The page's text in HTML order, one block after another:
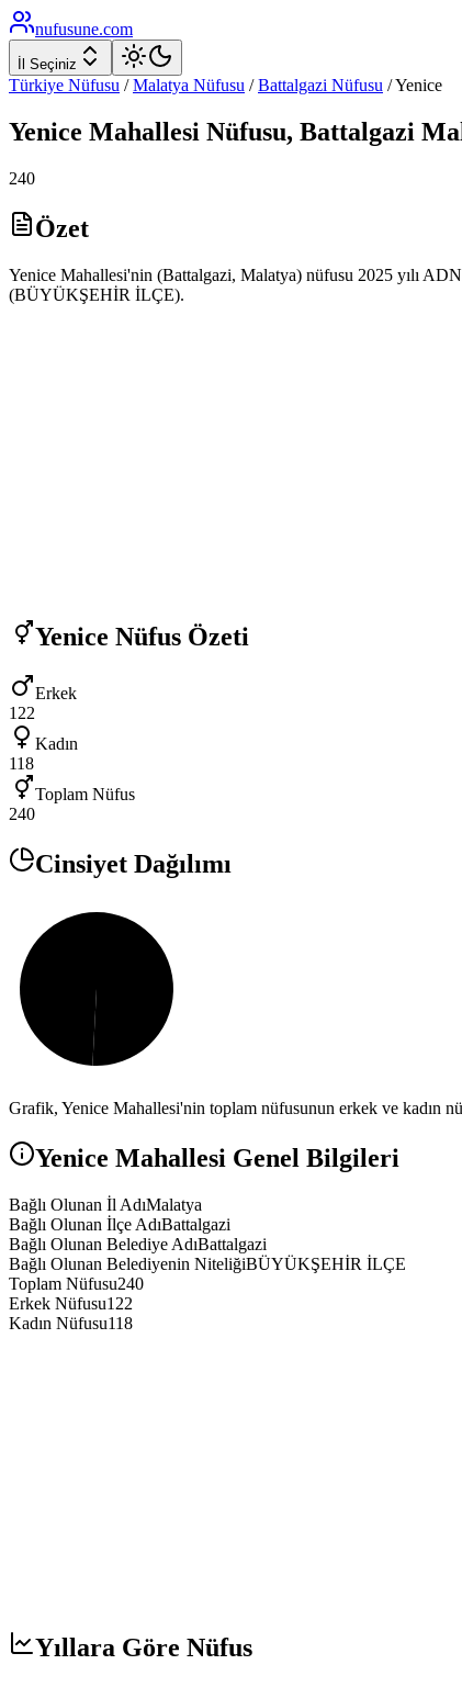
nufusune.com
İl Seçiniz
Türkiye Nüfusu / Malatya Nüfusu / Battalgazi Nüfusu /Yenice
Yenice Mahallesi Nüfusu, Battalgazi
240
Özet
Yenice Mahallesi'nin (Battalgazi, Malatya) nüfusu 2025 yılı
(BÜYÜKŞEHİR İLÇE).
Yenice Nüfus Özeti
Erkek
122
Kadın
118
Toplam Nüfus
240
Cinsiyet Dağılımı
Grafik, Yenice Mahallesi'nin toplam nüfusunun erkek ve kadın
Yenice Mahallesi Genel Bilgileri
Bağlı Olunan İl AdıMalatya
Bağlı Olunan İlçe AdıBattalgazi
Bağlı Olunan Belediye AdıBattalgazi
Bağlı Olunan Belediyenin NiteliğiBÜYÜKŞEHİR İLÇE
Toplam Nüfusu240
Erkek Nüfusu122
Kadın Nüfusu118
Yıllara Göre Nüfus